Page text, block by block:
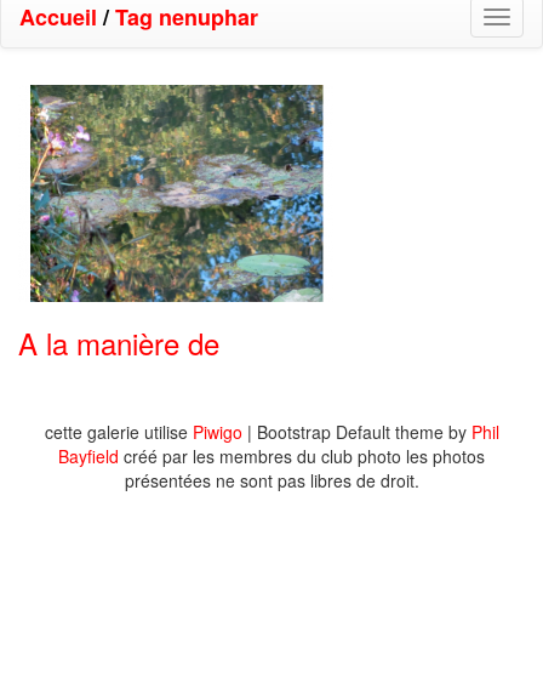
Accueil /Tag nenuphar
A la manière de
cette galerie utilise Piwigo | Bootstrap Default theme by Phil
Bayfield créé par les membres du club photo les photos
présentées ne sont pas libres de droit.